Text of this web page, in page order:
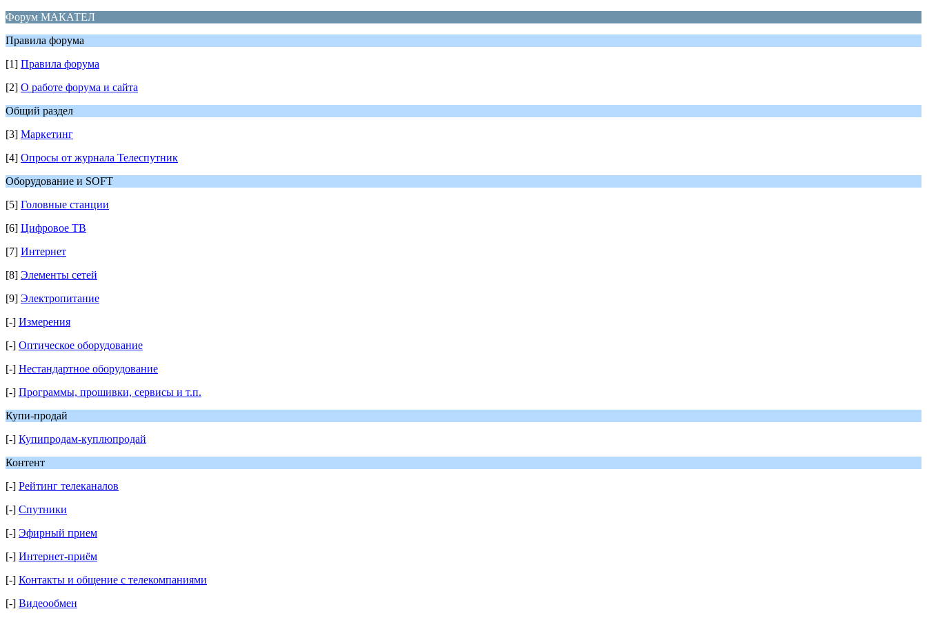
Форум МАКАТЕЛ
Правила форума
[1] Правила форума
[2] О работе форума и сайта
Общий раздел
[3] Маркетинг
[4] Опросы от журнала Телеспутник
Оборудование и SOFT
[5] Головные станции
[6] Цифровое ТВ
[7] Интернет
[8] Элементы сетей
[9] Электропитание
[-] Измерения
[-] Оптическое оборудование
[-] Нестандартное оборудование
[-] Программы, прошивки, сервисы и т.п.
Купи-продай
[-] Купипродам-куплюпродай
Контент
[-] Рейтинг телеканалов
[-] Спутники
[-] Эфирный прием
[-] Интернет-приём
[-] Контакты и общение с телекомпаниями
[-] Видеообмен